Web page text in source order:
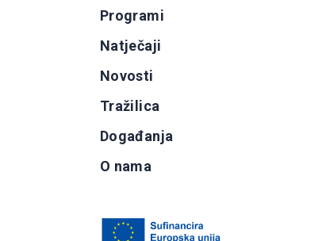
Programi
Natječaji
Novosti
Tražilica
Događanja
O nama